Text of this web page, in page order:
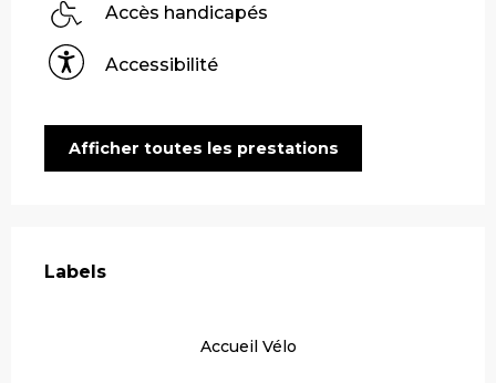
Accès handicapés
Accessibilité
Afficher toutes les prestations
Labels
Labels
Accueil Vélo